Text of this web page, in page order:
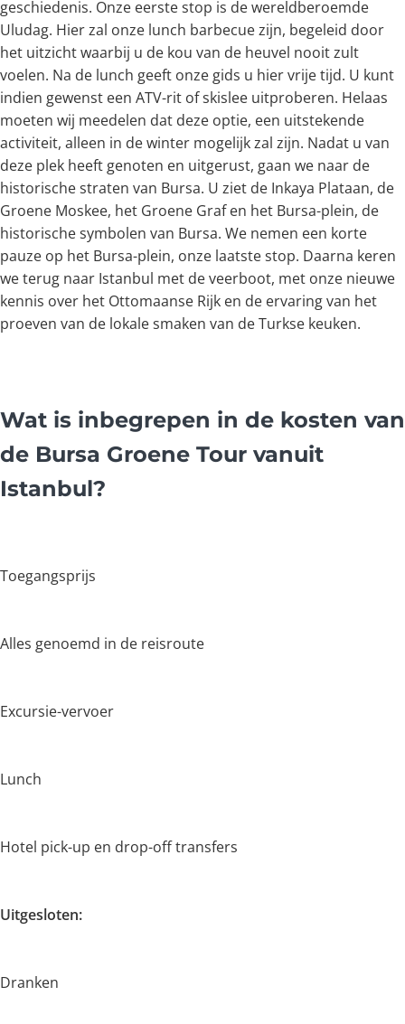
geschiedenis. Onze eerste stop is de wereldberoemde
Uludag. Hier zal onze lunch barbecue zijn, begeleid door
het uitzicht waarbij u de kou van de heuvel nooit zult
voelen. Na de lunch geeft onze gids u hier vrije tijd. U kunt
indien gewenst een ATV-rit of skislee uitproberen. Helaas
moeten wij meedelen dat deze optie, een uitstekende
activiteit, alleen in de winter mogelijk zal zijn. Nadat u van
deze plek heeft genoten en uitgerust, gaan we naar de
historische straten van Bursa. U ziet de Inkaya Plataan, de
Groene Moskee, het Groene Graf en het Bursa-plein, de
historische symbolen van Bursa. We nemen een korte
pauze op het Bursa-plein, onze laatste stop. Daarna keren
we terug naar Istanbul met de veerboot, met onze nieuwe
kennis over het Ottomaanse Rijk en de ervaring van het
proeven van de lokale smaken van de Turkse keuken.
Wat is inbegrepen in de kosten van
de Bursa Groene Tour vanuit
Istanbul?
Toegangsprijs
Alles genoemd in de reisroute
Excursie-vervoer
Lunch
Hotel pick-up en drop-off transfers
Uitgesloten:
Dranken